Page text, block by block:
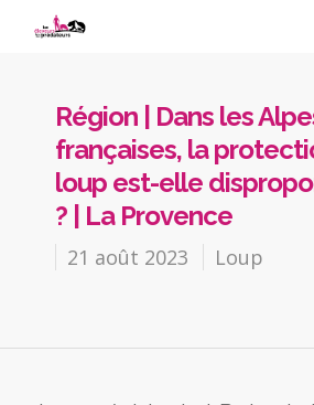
Région | Dans les
françaises, la
loup est-elle
? | La Provence
21 août 2023 Loup